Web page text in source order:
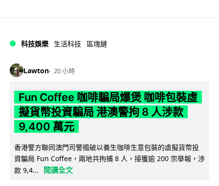
科技娛樂 生活科技 區塊鏈
Lawton 20 小時
Fun Coffee 咖啡騙局爆煲 咖啡包裝虛
擬貨幣投資騙局 港澳警拘 8 人涉款
9,400 萬元
香港警方聯同澳門司警搗破以養生咖啡生意包裝的虛擬貨幣投
資騙局 Fun Coffee，兩地共拘捕 8 人，接獲逾 200 宗舉報，涉
款 9,4...
閱讀全文